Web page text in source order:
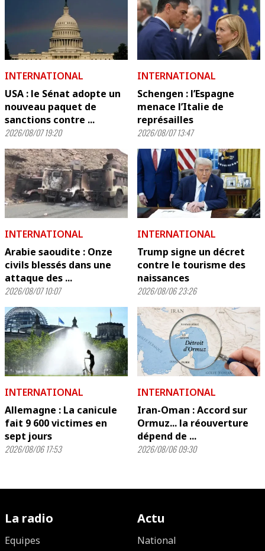
INTERNATIONAL
USA : le Sénat adopte un
nouveau paquet de
sanctions contre ...
2026/08/07 19:20
INTERNATIONAL
Schengen : l’Espagne
menace l’Italie de
représailles
2026/08/07 13:47
INTERNATIONAL
Arabie saoudite : Onze
civils blessés dans une
attaque des ...
2026/08/07 10:07
INTERNATIONAL
Trump signe un décret
contre le tourisme des
naissances
2026/08/06 23:26
INTERNATIONAL
Allemagne : La canicule
fait 9 600 victimes en
sept jours
2026/08/06 17:53
INTERNATIONAL
Iran-Oman : Accord sur
Ormuz... la réouverture
dépend de ...
2026/08/06 09:30
La radio
Equipes
Actu
National